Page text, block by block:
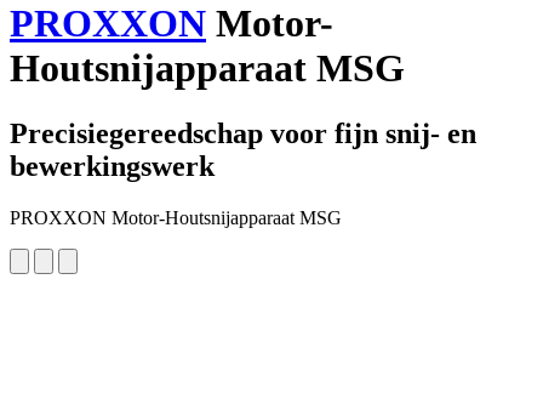
PROXXON Motor-
Houtsnijapparaat MSG
Precisiegereedschap voor fijn snij- en
bewerkingswerk
PROXXON Motor-Houtsnijapparaat MSG